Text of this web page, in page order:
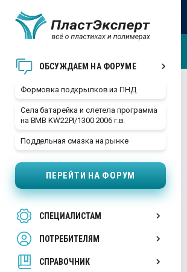
ОБСУЖДАЕМ НА ФОРУМЕ
Формовка подкрылков из ПНД
Села батарейка и слетела программа
на BMB KW22PI/1300 2006 г.в.
Поддельная смазка на рынке
ПЕРЕЙТИ НА ФОРУМ
СПЕЦИАЛИСТАМ
ПОТРЕБИТЕЛЯМ
СПРАВОЧНИК